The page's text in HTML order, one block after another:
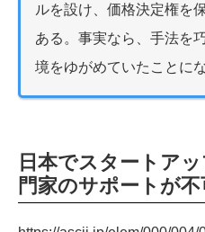
ルを設け、価格決定権を
ある。事実なら、手法を
境をゆがめていたことにな
日本でスタートア
門家のサポートが不